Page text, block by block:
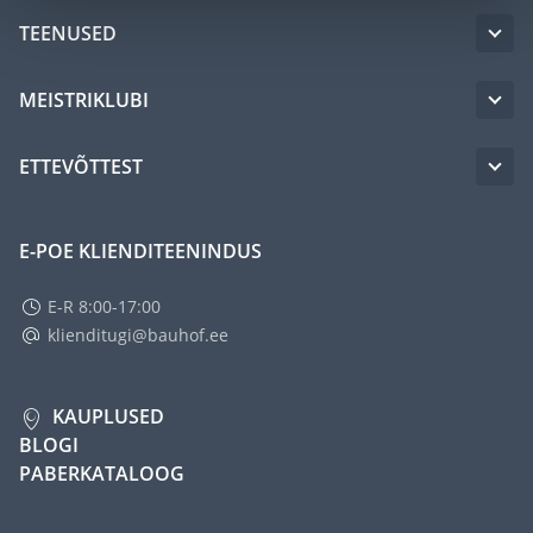
TEENUSED
MEISTRIKLUBI
ETTEVÕTTEST
E-POE KLIENDITEENINDUS
E-R 8:00-17:00
klienditugi@bauhof.ee
KAUPLUSED
BLOGI
PABERKATALOOG